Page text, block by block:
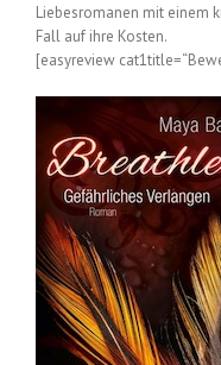
Liebesromanen mit einem
Fall auf ihre Kosten.
[easyreview